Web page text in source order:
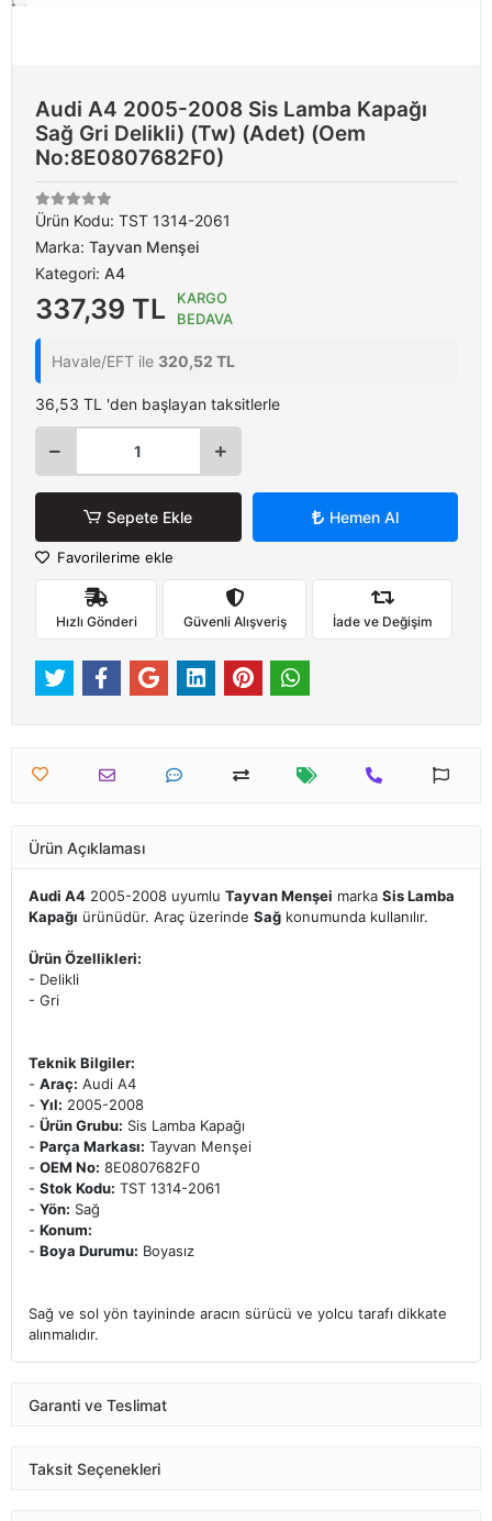
Audi A4 2005-2008 Sis Lamba Kapağı
Sağ Gri Delikli) (Tw) (Adet) (Oem
No:8E0807682F0)
Ürün Kodu: TST 1314-2061
Marka: Tayvan Menşei
Kategori: A4
337,39 TL
KARGO
BEDAVA
Havale/EFT ile 320,52 TL
36,53 TL 'den başlayan taksitlerle
Sepete Ekle Hemen Al
Favorilerime ekle
Hızlı Gönderi Güvenli Alışveriş İade ve Değişim
Ürün Açıklaması
Audi A4 2005-2008 uyumlu Tayvan Menşei marka Sis Lamba
Kapağı ürünüdür. Araç üzerinde Sağ konumunda kullanılır.
Ürün Özellikleri:
- Delikli
- Gri
Teknik Bilgiler:
- Araç: Audi A4
- Yıl: 2005-2008
- Ürün Grubu: Sis Lamba Kapağı
- Parça Markası: Tayvan Menşei
- OEM No: 8E0807682F0
- Stok Kodu: TST 1314-2061
- Yön: Sağ
- Konum:
- Boya Durumu: Boyasız
Sağ ve sol yön tayininde aracın sürücü ve yolcu tarafı dikkate
alınmalıdır.
Garanti ve Teslimat
Taksit Seçenekleri